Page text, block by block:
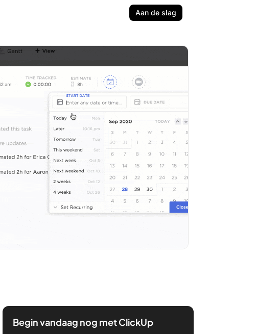
Aan de slag
Begin vandaag nog met ClickUp